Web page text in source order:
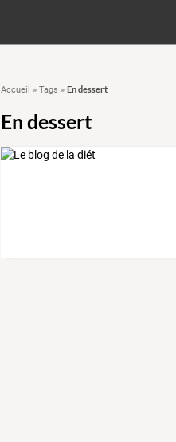
Accueil » Tags » En dessert
En dessert